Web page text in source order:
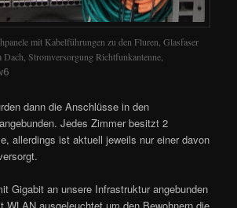
mit Kabelführungen zu den Fluren, Glasfaser
Dach, Stromversorgung Richtfunkantenne,
dann die Anschlüsse in den
Jedes Zimmer besitzt 2
allerdings ist aktuell jeweils nur einer davon
Gigabit an unsere Infrastruktur angebunden